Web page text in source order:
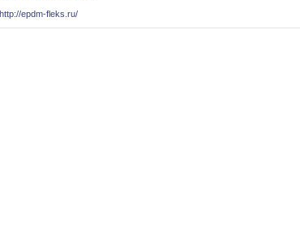
http://epdm-fleks.ru/